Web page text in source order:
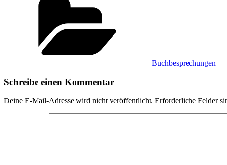
Buchbesprechungen
Schreibe einen Kommentar
Deine E-Mail-Adresse wird nicht veröffentlicht. Erforderliche Felder